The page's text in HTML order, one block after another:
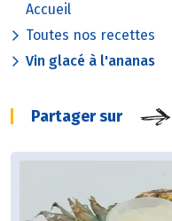
Accueil
Toutes nos recettes
Vin glacé à l'ananas
Partager sur